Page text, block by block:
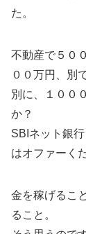
た。
不動産で５０
００万円、別
別に、１００
か？
SBIネット銀
はオファーく
金を稼げるこ
ること。